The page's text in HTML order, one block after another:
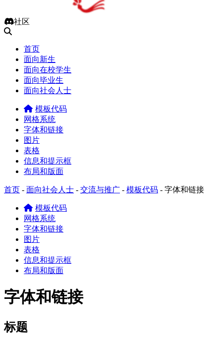
社区
首页
面向新生
面向在校学生
面向毕业生
面向社会人士
模板代码
网格系统
字体和链接
图片
表格
信息和提示框
布局和版面
首页 - 面向社会人士 - 交流与推广 - 模板代码 - 字体和链接
模板代码
网格系统
字体和链接
图片
表格
信息和提示框
布局和版面
字体和链接
标题